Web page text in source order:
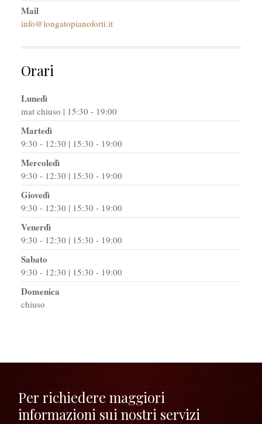
Mail
info@longatopianoforti.it
Orari
Lunedì
mat chiuso | 15:30 - 19:00
Martedì
9:30 - 12:30 | 15:30 - 19:00
Mercoledì
9:30 - 12:30 | 15:30 - 19:00
Giovedì
9:30 - 12:30 | 15:30 - 19:00
Venerdì
9:30 - 12:30 | 15:30 - 19:00
Sabato
9:30 - 12:30 | 15:30 - 19:00
Domenica
chiuso
Per richiedere maggiori
informazioni sui nostri servizi